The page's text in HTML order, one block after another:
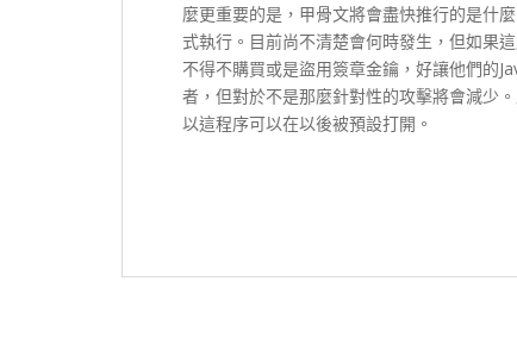
麼更重要的是，甲骨文將會盡快推行的是什
式執行。目前尚不清楚會何時發生，但如果
不得不購買或是盜用簽章金鑰，好讓他們的
者，但對於不是那麼針對性的攻擊將會減少
以這程序可以在以後被預設打開。